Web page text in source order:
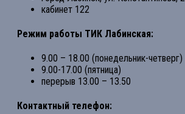
кабинет 122
Режим работы ТИК Лабинская:
9.00 – 18.00 (понедельник-четверг)
9.00-17.00 (пятница)
перерыв 13.00 – 13.50
Контактный телефон: